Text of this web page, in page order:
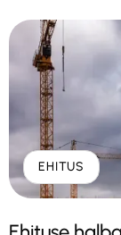
EHITUS